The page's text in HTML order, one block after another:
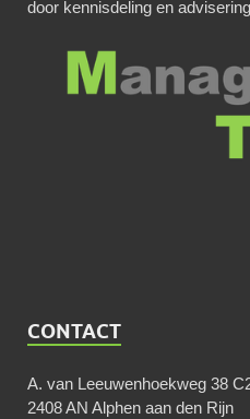
door kennisdeling en
CONTACT
A. van Leeuwenhoekweg 38
2408 AN Alphen aan den Rijn